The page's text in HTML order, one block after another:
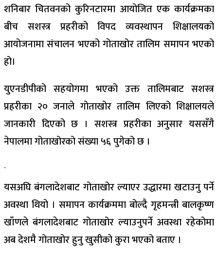
शनिबार चितवनको कुरिनटारमा आयोजित एक कार्यक्रमका
बीच सशस्त्र प्रहरीको विपद व्यवस्थापन शिक्षालयको
आयोजनामा संचालन भएको गोताखोर तालिम समापन भएको
हो।
युएनडीपीको सहयोगमा भएको उक्त तालिमबाट सशस्त्र
प्रहरीका २० जनाले गोताखोर तालिम लिएको शिक्षालयले
जानकारी दिएको छ । सशस्त्र प्रहरीका अनुसार यससँगै
नेपालमा गोताखोरको संख्या ५६ पुगेको छ ।
यसअघि बंगलादेशबाट गोताखोर ल्याएर उद्धारमा खटाउनु पर्ने
अवस्था थियो । समापन कार्यक्रममा बोल्दै गृहमन्त्री बालकृष्ण
खाँणले बंगलादेशबाट गोताखोर ल्याउनुपर्ने अवस्था रहेकोमा
अब देशमै गोताखोर हुनु खुसीको कुरा भएको बताए ।